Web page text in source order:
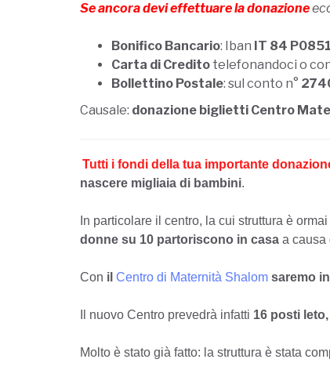
Se ancora devi effettuare la donazione
Bonifico Bancario: Iban IT 84
Carta di Credito telefonandoci o
Bollettino Postale: sul conto n°
Causale: donazione biglietti Centro
Tutti i fondi della tua importante
nascere migliaia di bambini.
In particolare il centro, la cui struttura è
donne su 10 partoriscono in casa a causa
Con il Centro di Maternità Shalom saremo
Il nuovo Centro prevedrà infatti 16 posti
Molto è stato già fatto: la struttura è stata